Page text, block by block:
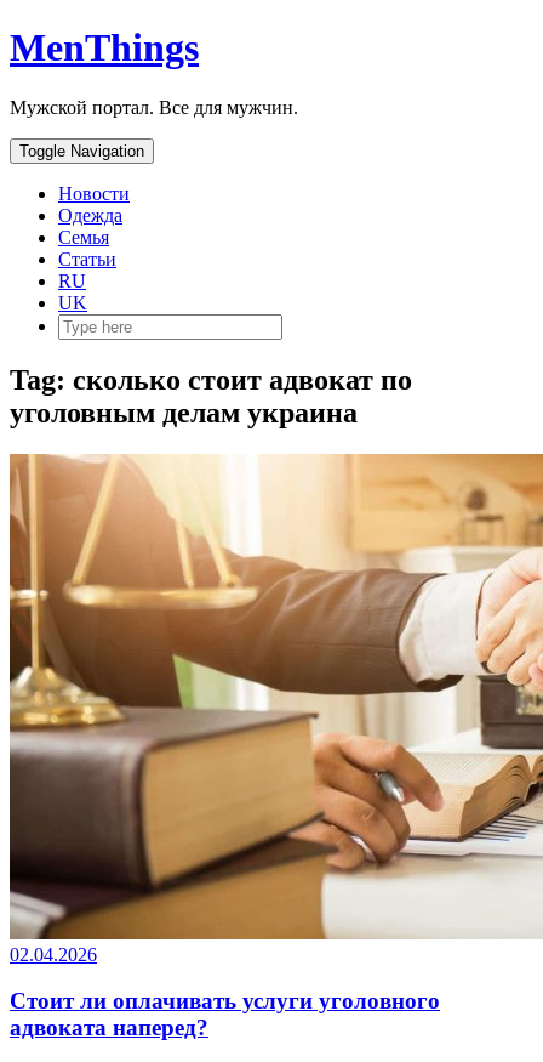
MenThings
Мужской портал. Все для мужчин.
Toggle Navigation
Новости
Одежда
Семья
Статьи
RU
UK
Tag: сколько стоит адвокат по
уголовным делам украина
02.04.2026
Стоит ли оплачивать услуги уголовного
адвоката наперед?